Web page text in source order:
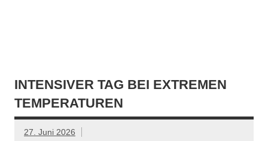
INTENSIVER TAG BEI EXTREMEN
TEMPERATUREN
27. Juni 2026